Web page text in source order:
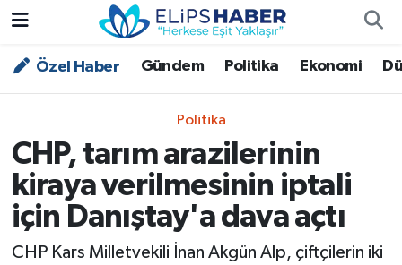
Özel Haber Gündem Politika Ekonomi
Politika
CHP, tarım arazilerinin
kiraya verilmesinin iptali
için Danıştay'a dava açtı
CHP Kars Milletvekili İnan Akgün Alp, çiftçilerin iki
Özel Haber
Asayiş
Bilim - Teknoloji
Çevre - İklim
Nöbetçi Eczaneler
Trafik Durumu
Süper Lig Puan Durumu ve Fikstür
Tüm Manşetler